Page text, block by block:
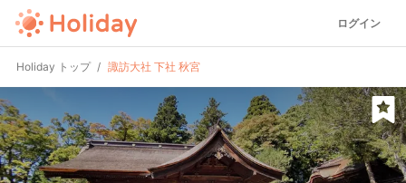
ログイン
Holiday トップ 諏訪大社 下社 秋宮